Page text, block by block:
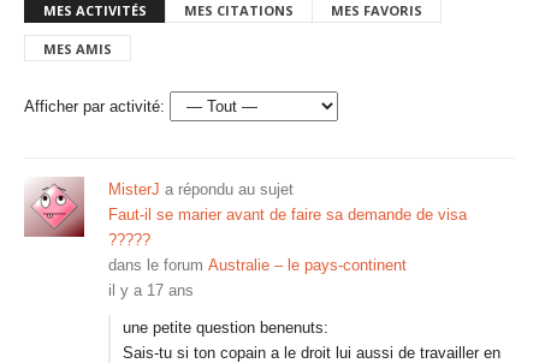
MES ACTIVITÉS MES CITATIONS MES FAVORIS
MES AMIS
Afficher par activité:
MisterJ a répondu au sujet
Faut-il se marier avant de faire sa demande de visa
?????
dans le forum Australie – le pays-continent
il y a 17 ans
une petite question benenuts:
Sais-tu si ton copain a le droit lui aussi de travailler en